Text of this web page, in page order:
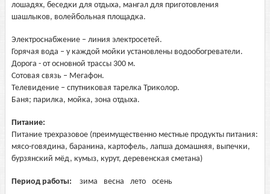
лошадях, беседки для отдыха, мангал для приготовления
шашлыков, волейбольная площадка.
Электроснабжение – линия электросетей.
Горячая вода – у каждой мойки установлены водообогреватели.
Дорога - от основной трассы 300 м.
Сотовая связь – Мегафон.
Телевидение – спутниковая тарелка Триколор.
Баня; парилка, мойка, зона отдыха.
Питание:
Питание трехразовое (преимущественно местные продукты питания:
мясо-говядина, баранина, картофель, лапша домашняя, выпечки,
бурзянский мёд, кумыз, курут, деревенская сметана)
Период работы: зима весна лето осень